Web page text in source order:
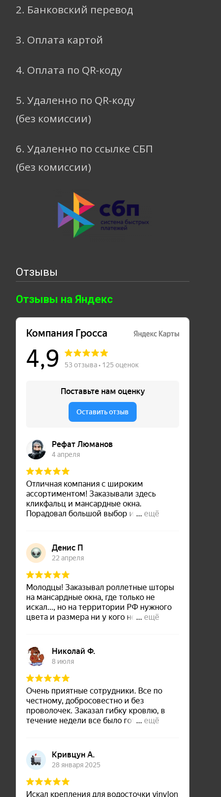
2. Банковский перевод
3. Оплата картой
4. Оплата по QR-коду
5. Удаленно по QR-коду
(без комиссии)
6. Удаленно по ссылке СБП
(без комиссии)
Отзывы
Отзывы на Яндекс